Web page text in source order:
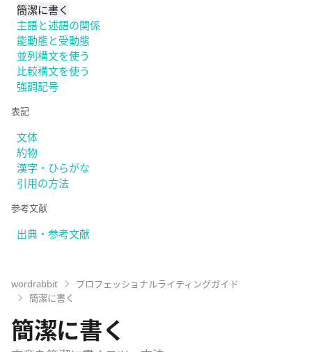
簡潔に書く
主語と述語の関係
能動態と受動態
並列構文を使う
比較構文を使う
強調記号
表記
文体
約物
漢字・ひらがな
引用の方法
参考文献
出典・参考文献
wordrabbit
プロフェッショナルライティングガイド
簡潔に書く
簡潔に書く